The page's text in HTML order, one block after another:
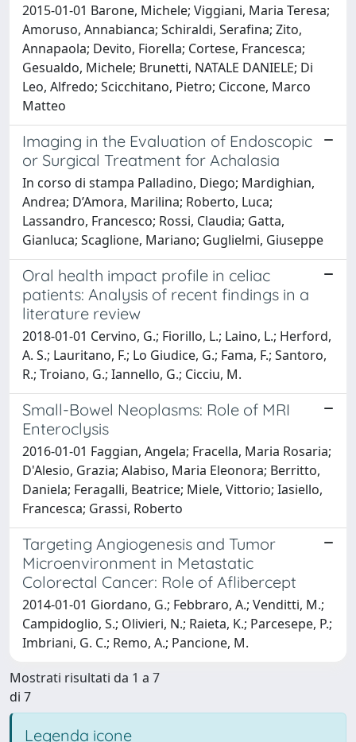
2015-01-01 Barone, Michele; Viggiani, Maria Teresa;
Amoruso, Annabianca; Schiraldi, Serafina; Zito,
Annapaola; Devito, Fiorella; Cortese, Francesca;
Gesualdo, Michele; Brunetti, NATALE DANIELE; Di
Leo, Alfredo; Scicchitano, Pietro; Ciccone, Marco
Matteo
Imaging in the Evaluation of Endoscopic
or Surgical Treatment for Achalasia
In corso di stampa Palladino, Diego; Mardighian,
Andrea; D’Amora, Marilina; Roberto, Luca;
Lassandro, Francesco; Rossi, Claudia; Gatta,
Gianluca; Scaglione, Mariano; Guglielmi, Giuseppe
Oral health impact profile in celiac
patients: Analysis of recent findings in a
literature review
2018-01-01 Cervino, G.; Fiorillo, L.; Laino, L.; Herford,
A. S.; Lauritano, F.; Lo Giudice, G.; Fama, F.; Santoro,
R.; Troiano, G.; Iannello, G.; Cicciu, M.
Small-Bowel Neoplasms: Role of MRI
Enteroclysis
2016-01-01 Faggian, Angela; Fracella, Maria Rosaria;
D'Alesio, Grazia; Alabiso, Maria Eleonora; Berritto,
Daniela; Feragalli, Beatrice; Miele, Vittorio; Iasiello,
Francesca; Grassi, Roberto
Targeting Angiogenesis and Tumor
Microenvironment in Metastatic
Colorectal Cancer: Role of Aflibercept
2014-01-01 Giordano, G.; Febbraro, A.; Venditti, M.;
Campidoglio, S.; Olivieri, N.; Raieta, K.; Parcesepe, P.;
Imbriani, G. C.; Remo, A.; Pancione, M.
Mostrati risultati da 1 a 7
di 7
Legenda icone